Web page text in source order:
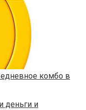
комбо в
деньги и